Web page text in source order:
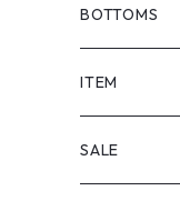
BOTTOMS
SHORTS
PANTS
ITEM
SALE